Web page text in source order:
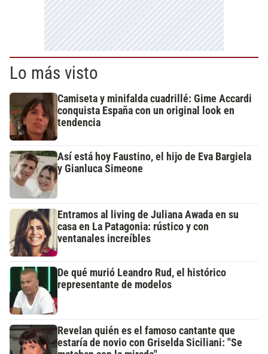
Lo más visto
Camiseta y minifalda cuadrillé: Gime Accardi
conquista España con un original look en
tendencia
Así está hoy Faustino, el hijo de Eva Bargiela
y Gianluca Simeone
Entramos al living de Juliana Awada en su
casa en La Patagonia: rústico y con
ventanales increíbles
De qué murió Leandro Rud, el histórico
representante de modelos
Revelan quién es el famoso cantante que
estaría de novio con Griselda Siciliani: "Se